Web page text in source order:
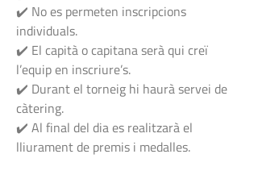
✔️ No es permeten inscripcions
individuals.
✔️ El capità o capitana serà qui creï
l’equip en inscriure’s.
✔️ Durant el torneig hi haurà servei de
càtering.
✔️ Al final del dia es realitzarà el
lliurament de premis i medalles.